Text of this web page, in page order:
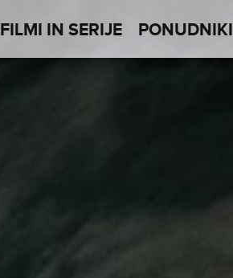
FILMI IN SERIJE PONUDNIKI